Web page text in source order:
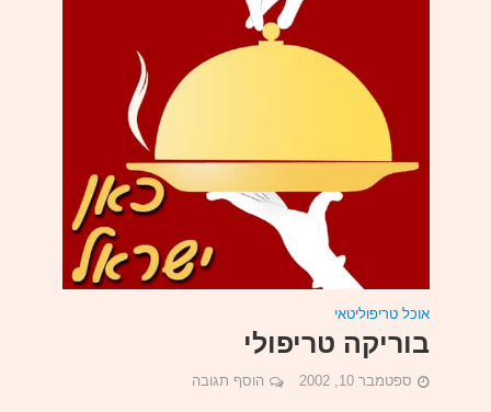
אוכל טריפוליטאי
בוריקה טריפולי
ספטמבר 10, 2002 הוסף תגובה